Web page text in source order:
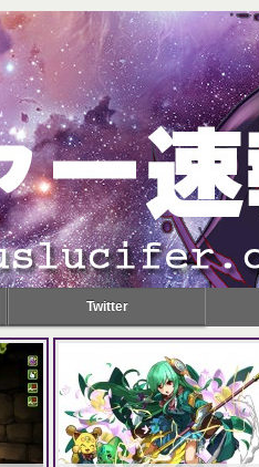
Twitter